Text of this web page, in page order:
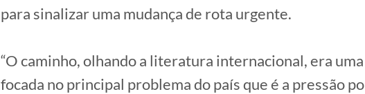
para sinalizar uma mudança de rota urgente.
“O caminho, olhando a literatura internacional, era
focada no principal problema do país que é a pressão